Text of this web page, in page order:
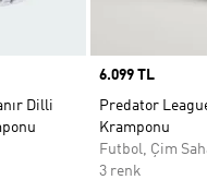
Dilli
Price
6.099 TL
Predator
Kramponu
Futbol, Çim
3 renk